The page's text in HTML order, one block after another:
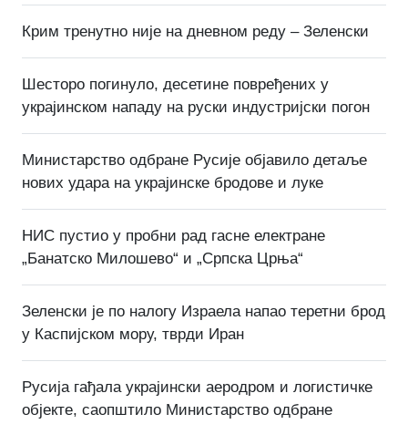
Крим тренутно није на дневном реду – Зеленски
Шесторо погинуло, десетине повређених у
украјинском нападу на руски индустријски погон
Министарство одбране Русије објавило детаље
нових удара на украјинске бродове и луке
НИС пустио у пробни рад гасне електране
„Банатско Милошево“ и „Српска Црња“
Зеленски је по налогу Израела напао теретни брод
у Каспијском мору, тврди Иран
Русија гађала украјински аеродром и логистичке
објекте, саопштило Министарство одбране